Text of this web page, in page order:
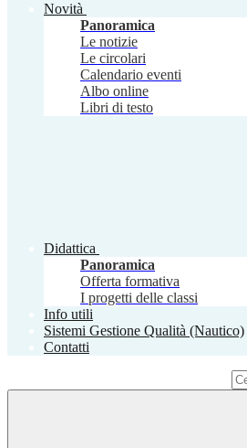
Novità
Panoramica
Le notizie
Le circolari
Calendario eventi
Albo online
Libri di testo
Didattica
Panoramica
Offerta formativa
I progetti delle classi
Info utili
Sistemi Gestione Qualità (Nautico)
Contatti